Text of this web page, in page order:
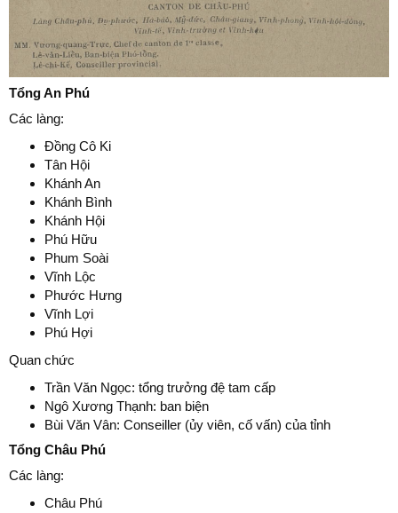
Tổng An Phú
Các làng:
Đồng Cô Ki
Tân Hội
Khánh An
Khánh Bình
Khánh Hội
Phú Hữu
Phum Soài
Vĩnh Lộc
Phước Hưng
Vĩnh Lợi
Phú Hợi
Quan chức
Trần Văn Ngọc: tổng trưởng đệ tam cấp
Ngô Xương Thạnh: ban biện
Bùi Văn Vân: Conseiller (ủy viên, cố vấn) của tỉnh
Tổng Châu Phú
Các làng:
Châu Phú